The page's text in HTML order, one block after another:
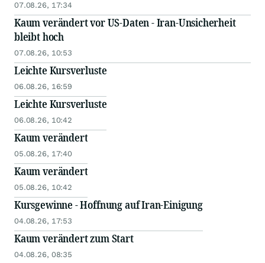
07.08.26, 17:34
Kaum verändert vor US-Daten - Iran-Unsicherheit
bleibt hoch
07.08.26, 10:53
Leichte Kursverluste
06.08.26, 16:59
Leichte Kursverluste
06.08.26, 10:42
Kaum verändert
05.08.26, 17:40
Kaum verändert
05.08.26, 10:42
Kursgewinne - Hoffnung auf Iran-Einigung
04.08.26, 17:53
Kaum verändert zum Start
04.08.26, 08:35